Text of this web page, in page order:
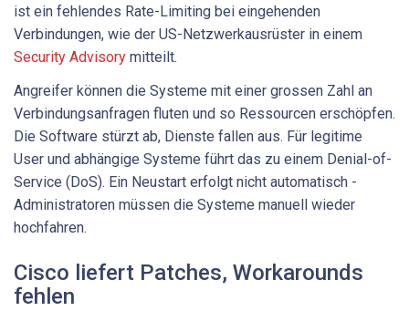
ist ein fehlendes Rate-Limiting bei eingehenden
Verbindungen, wie der US-Netzwerkausrüster in einem
Security Advisory mitteilt.
Angreifer können die Systeme mit einer grossen Zahl an
Verbindungsanfragen fluten und so Ressourcen erschöpfen.
Die Software stürzt ab, Dienste fallen aus. Für legitime
User und abhängige Systeme führt das zu einem Denial-of-
Service (DoS). Ein Neustart erfolgt nicht automatisch -
Administratoren müssen die Systeme manuell wieder
hochfahren.
Cisco liefert Patches, Workarounds
fehlen